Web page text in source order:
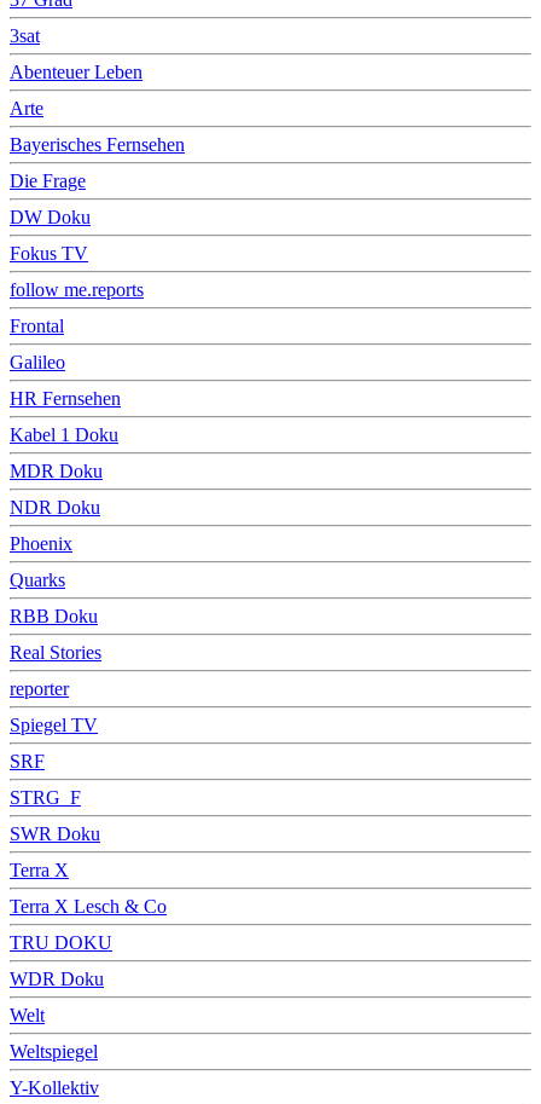
3sat
Abenteuer Leben
Arte
Bayerisches Fernsehen
Die Frage
DW Doku
Fokus TV
follow me.reports
Frontal
Galileo
HR Fernsehen
Kabel 1 Doku
MDR Doku
NDR Doku
Phoenix
Quarks
RBB Doku
Real Stories
reporter
Spiegel TV
SRF
STRG_F
SWR Doku
Terra X
Terra X Lesch & Co
TRU DOKU
WDR Doku
Welt
Weltspiegel
Y-Kollektiv